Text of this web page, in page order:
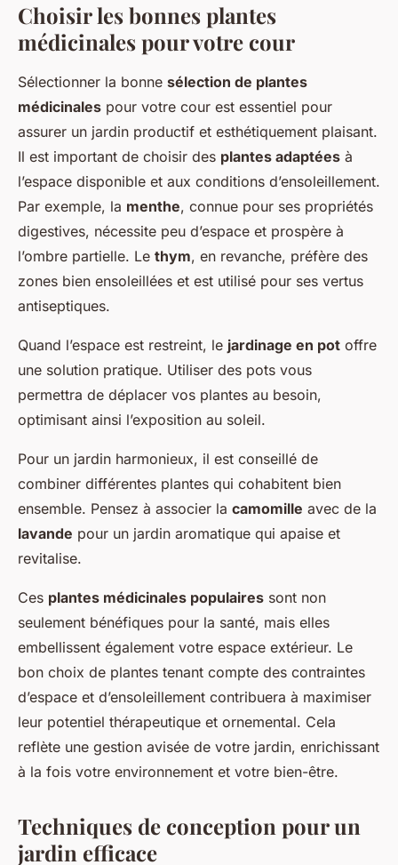
Choisir les bonnes plantes
médicinales pour votre cour
Sélectionner la bonne sélection de plantes
médicinales pour votre cour est essentiel pour
assurer un jardin productif et esthétiquement plaisant.
Il est important de choisir des plantes adaptées à
l’espace disponible et aux conditions d’ensoleillement.
Par exemple, la menthe, connue pour ses propriétés
digestives, nécessite peu d’espace et prospère à
l’ombre partielle. Le thym, en revanche, préfère des
zones bien ensoleillées et est utilisé pour ses vertus
antiseptiques.
Quand l’espace est restreint, le jardinage en pot offre
une solution pratique. Utiliser des pots vous
permettra de déplacer vos plantes au besoin,
optimisant ainsi l’exposition au soleil.
Pour un jardin harmonieux, il est conseillé de
combiner différentes plantes qui cohabitent bien
ensemble. Pensez à associer la camomille avec de la
lavande pour un jardin aromatique qui apaise et
revitalise.
Ces plantes médicinales populaires sont non
seulement bénéfiques pour la santé, mais elles
embellissent également votre espace extérieur. Le
bon choix de plantes tenant compte des contraintes
d’espace et d’ensoleillement contribuera à maximiser
leur potentiel thérapeutique et ornemental. Cela
reflète une gestion avisée de votre jardin, enrichissant
à la fois votre environnement et votre bien-être.
Techniques de conception pour un
jardin efficace